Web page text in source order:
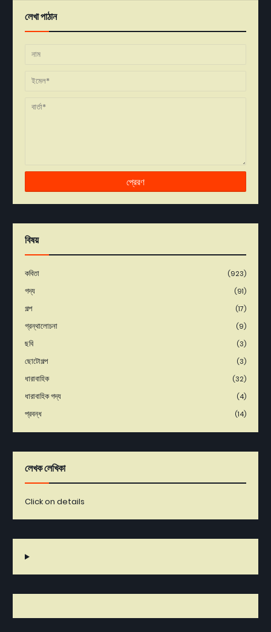
লেখা পাঠান
বিষয়
কবিতা (923)
গদ্য (91)
গল্প (17)
গ্রন্থালোচনা (9)
ছবি (3)
ছোটোগল্প (3)
ধারাবাহিক (32)
ধারাবাহিক গদ্য (4)
প্রবন্ধ (14)
লেখক লেখিকা
Click on details